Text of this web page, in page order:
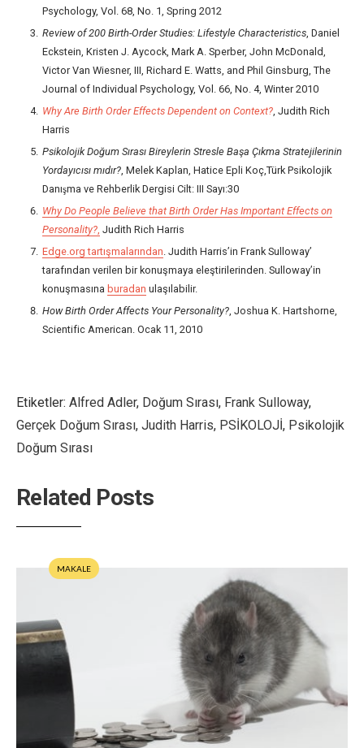
Psychology, Vol. 68, No. 1, Spring 2012
Review of 200 Birth-Order Studies: Lifestyle Characteristics, Daniel
Eckstein, Kristen J. Aycock, Mark A. Sperber, John McDonald,
Victor Van Wiesner, III, Richard E. Watts, and Phil Ginsburg, The
Journal of Individual Psychology, Vol. 66, No. 4, Winter 2010
Why Are Birth Order Effects Dependent on Context?, Judith Rich
Harris
Psikolojik Doğum Sırası Bireylerin Stresle Başa Çıkma Stratejilerinin
Yordayıcısı mıdır?, Melek Kaplan, Hatice Epli Koç,Türk Psikolojik
Danışma ve Rehberlik Dergisi Cilt: III Sayı:30
Why Do People Believe that Birth Order Has Important Effects on
Personality?, Judith Rich Harris
Edge.org tartışmalarından. Judith Harris’in Frank Sulloway’
tarafından verilen bir konuşmaya eleştirilerinden. Sulloway’in
konuşmasına buradan ulaşılabilir.
How Birth Order Affects Your Personality?, Joshua K. Hartshorne,
Scientific American. Ocak 11, 2010
Etiketler: Alfred Adler, Doğum Sırası, Frank Sulloway,
Gerçek Doğum Sırası, Judith Harris, PSİKOLOJİ, Psikolojik
Doğum Sırası
Related Posts
MAKALE